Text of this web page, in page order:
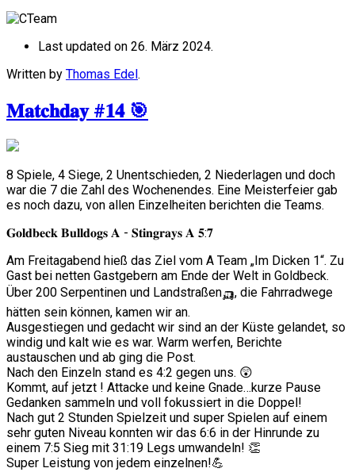
Last updated on 26. März 2024.
Written by Thomas Edel .
𝐌𝐚𝐭𝐜𝐡𝐝𝐚𝐲 #𝟏𝟒 🎯
8 Spiele, 4 Siege, 2 Unentschieden, 2 Niederlagen und doch
war die 7 die Zahl des Wochenendes. Eine Meisterfeier gab
es noch dazu, von allen Einzelheiten berichten die Teams.
𝐆𝐨𝐥𝐝𝐛𝐞𝐜𝐤 𝐁𝐮𝐥𝐥𝐝𝐨𝐠𝐬 𝐀 - 𝐒𝐭𝐢𝐧𝐠𝐫𝐚𝐲𝐬 𝐀 𝟓:𝟕
Am Freitagabend hieß das Ziel vom A Team „Im Dicken 1“. Zu
Gast bei netten Gastgebern am Ende der Welt in Goldbeck.
Über 200 Serpentinen und Landstraßen🛺, die Fahrradwege
hätten sein können, kamen wir an.
Ausgestiegen und gedacht wir sind an der Küste gelandet, so
windig und kalt wie es war. Warm werfen, Berichte
austauschen und ab ging die Post.
Nach den Einzeln stand es 4:2 gegen uns. 😲
Kommt, auf jetzt ! Attacke und keine Gnade…kurze Pause
Gedanken sammeln und voll fokussiert in die Doppel!
Nach gut 2 Stunden Spielzeit und super Spielen auf einem
sehr guten Niveau konnten wir das 6:6 in der Hinrunde zu
einem 7:5 Sieg mit 31:19 Legs umwandeln! 👏
Super Leistung von jedem einzelnen!💪